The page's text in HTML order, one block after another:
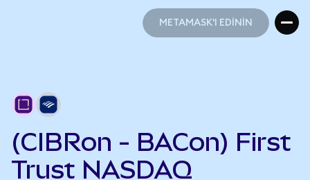
METAMASK'I EDİNİN
(CIBRon - BACon) First
Trust NASDAQ